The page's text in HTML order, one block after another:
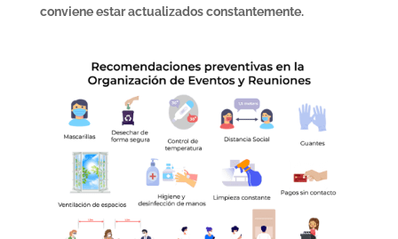
conviene estar actualizados constantemente.